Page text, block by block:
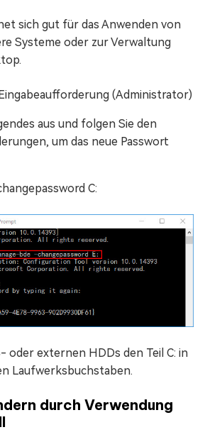
sich gut für das Anwenden von
Systeme oder zur Verwaltung
(Administrator)
aus und folgen Sie den
um das neue Passwort
C:
oder externen HDDs den Teil C: in
Laufwerksbuchstaben.
durch Verwendung